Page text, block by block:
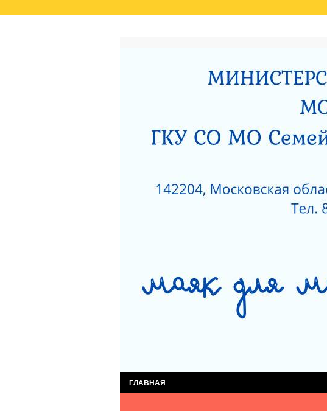
РОДИТЕЛЯМ О ПОЗИТИВНОМ МЫШЛЕНИИ
АКТ ПРОВЕРКИ СЕРПУХОВСКОЙ ГОРОДСКОЙ
ПОЛОЖЕНИЕ О ПОПЕЧИТЕЛЬСКОМ СОВЕТЕ ПРИ ГКУСО
ЗИМНИЕ ЗАБАВЫ ЧТО НУЖНО ЗНАТЬ О КОРРУПЦИИ
КАК ЗАЩИТИТЬ РЕБЕНКА ОТ ПАДЕНИЯ ИЗ ОКНА?
НЕЗАВИСИМАЯ ОЦЕНКА КАЧЕСТВА РАБОТЫ
ДОРОЖНАЯ КАРТА «ПО УЛУЧШЕНИЮ ОКАЗАНИЯ
«СЕРПУХОВСКИЙ ГОРОДСКОЙ СОЦИАЛЬНО-
СЛУЖБА КОМПЛЕКСНОЙ ПОМОЩИ ДЕТЯМ СЛУЖБА
СЛУЖБА ПОСТИНТЕРНАТНОГО СОПРОВОЖДЕНИЯ
ГЛАВНАЯ